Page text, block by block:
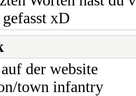
xD
der website
town infantry